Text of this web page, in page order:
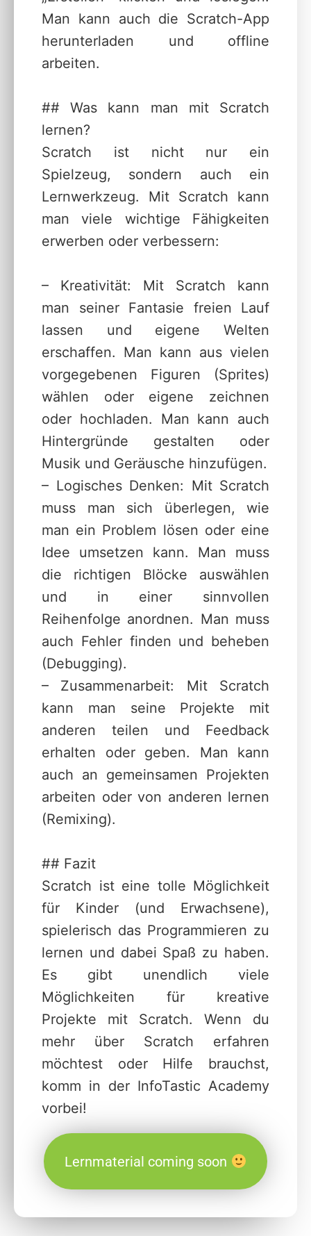
Man kann auch die Scratch-App
herunterladen und offline
arbeiten.
## Was kann man mit Scratch
lernen?
Scratch ist nicht nur ein
Spielzeug, sondern auch ein
Lernwerkzeug. Mit Scratch kann
man viele wichtige Fähigkeiten
erwerben oder verbessern:
– Kreativität: Mit Scratch kann
man seiner Fantasie freien Lauf
lassen und eigene Welten
erschaffen. Man kann aus vielen
vorgegebenen Figuren (Sprites)
wählen oder eigene zeichnen
oder hochladen. Man kann auch
Hintergründe gestalten oder
Musik und Geräusche hinzufügen.
– Logisches Denken: Mit Scratch
muss man sich überlegen, wie
man ein Problem lösen oder eine
Idee umsetzen kann. Man muss
die richtigen Blöcke auswählen
und in einer sinnvollen
Reihenfolge anordnen. Man muss
auch Fehler finden und beheben
(Debugging).
– Zusammenarbeit: Mit Scratch
kann man seine Projekte mit
anderen teilen und Feedback
erhalten oder geben. Man kann
auch an gemeinsamen Projekten
arbeiten oder von anderen lernen
(Remixing).
## Fazit
Scratch ist eine tolle Möglichkeit
für Kinder (und Erwachsene),
spielerisch das Programmieren zu
lernen und dabei Spaß zu haben.
Es gibt unendlich viele
Möglichkeiten für kreative
Projekte mit Scratch. Wenn du
mehr über Scratch erfahren
möchtest oder Hilfe brauchst,
komm in der InfoTastic Academy
vorbei!
Lernmaterial coming soon